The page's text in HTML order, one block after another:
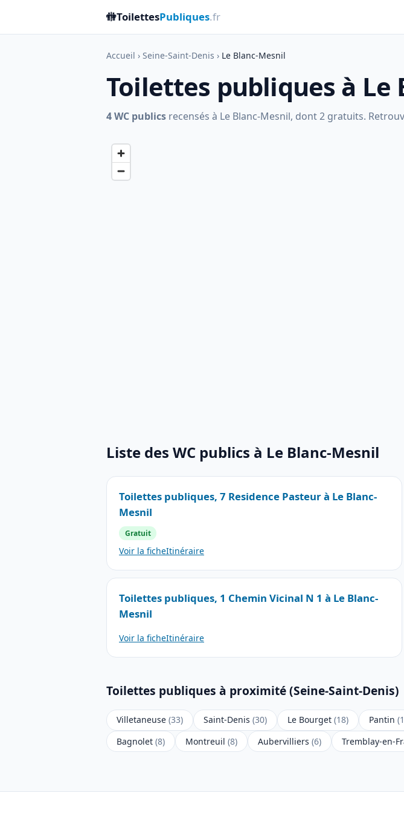
🚻ToilettesPubliques.fr
Accueil › Seine-Saint-Denis › Le Blanc-Mesnil
Toilettes publiques à Le
4 WC publics recensés à Le Blanc-Mesnil, dont 2 gratuits.
Liste des WC publics à Le Blanc-Mesnil
Toilettes publiques, 7 Residence Pasteur à Le Blanc-
Mesnil
Gratuit
Voir la ficheItinéraire
Toilettes publiques, 1 Chemin Vicinal N 1 à Le Blanc-
Mesnil
Voir la ficheItinéraire
Toilettes publiques à proximité (Seine-Saint-Denis)
Villetaneuse (33) Saint-Denis (30) Le Bourget (18) Pantin
Bagnolet (8) Montreuil (8) Aubervilliers (6) Tremblay-en-